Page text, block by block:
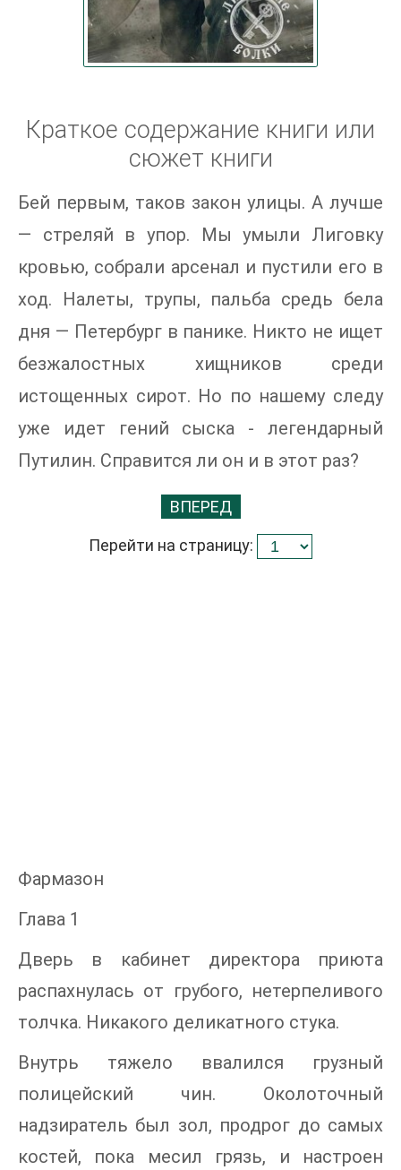
Краткое содержание книги или
сюжет книги
Бей первым, таков закон улицы. А лучше
— стреляй в упор. Мы умыли Лиговку
кровью, собрали арсенал и пустили его в
ход. Налеты, трупы, пальба средь бела
дня — Петербург в панике. Никто не ищет
безжалостных хищников среди
истощенных сирот. Но по нашему следу
уже идет гений сыска - легендарный
Путилин. Справится ли он и в этот раз?
ВПЕРЕД
Перейти на страницу:
Фармазон
Глава 1
Дверь в кабинет директора приюта
распахнулась от грубого, нетерпеливого
толчка. Никакого деликатного стука.
Внутрь тяжело ввалился грузный
полицейский чин. Околоточный
надзиратель был зол, продрог до самых
костей, пока месил грязь, и настроен